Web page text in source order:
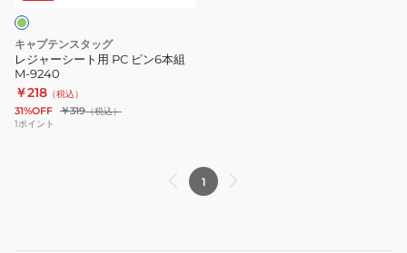
PC
ピ
ン
6
本
組
キャプテンスタッグ
レジャーシート用 PC ピン6本組
M-9240
￥218 （税込）
31%OFF ￥319（税込）
1ポイント
1